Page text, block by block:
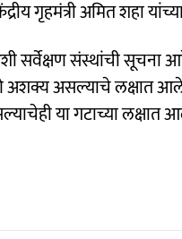
गृहमंत्री अमित शहा
सर्वेक्षण संस्थांची
असल्याचे लक्षात आले,
या गटाच्या